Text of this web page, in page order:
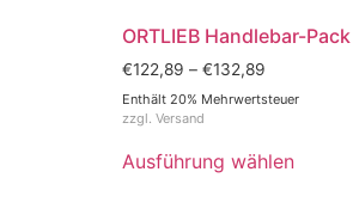
ORTLIEB Handlebar-
€122,89 – €132,89
Enthält 20% Mehrwertsteuer
zzgl. Versand
Ausführung wählen